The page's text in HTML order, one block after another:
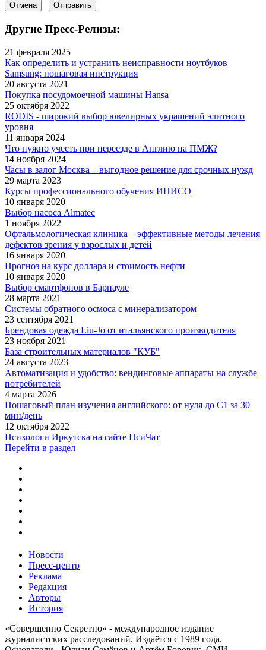
Отмена Отправить
Другие Пресс-Релизы:
21 февраля 2025
Как определить и устранить неисправности ноутбуков
Samsung: пошаговая инструкция
20 августа 2021
Покупка посудомоечной машины Hansa
25 октября 2022
RODIS - широкий выбор ювелирных украшений элитного
уровня
11 января 2024
Что нужно учесть при переезде в Англию на ПМЖ?
14 ноября 2024
Часы в залог Москва – выгодное решение для срочных нужд
29 марта 2023
Курсы профессионального обучения ИНИСО
10 января 2020
Выбор насоса Almatec
1 ноября 2022
Офтальмологическая клиника – эффективные методы лечения
дефектов зрения у взрослых и детей
16 января 2020
Прогноз на курс доллара и стоимость нефти
10 января 2020
Выбор смартфонов в Барнауле
28 марта 2021
Системы обратного осмоса с минерализатором
23 сентября 2021
Брендовая одежда Liu-Jo от итальянского производителя
23 ноября 2021
База строительных материалов "КУБ"
24 августа 2023
Автоматизация и удобство: вендинговые аппараты на службе
потребителей
4 марта 2026
Пошаговый план изучения английского: от нуля до C1 за 30
мин/день
12 октября 2022
Психологи Иркутска на сайте ПсиЧат
Перейти в раздел
Новости
Пресс-центр
Реклама
Редакция
Авторы
История
«Совершенно Секретно» - международное издание
журналистских расследований. Издаётся с 1989 года.